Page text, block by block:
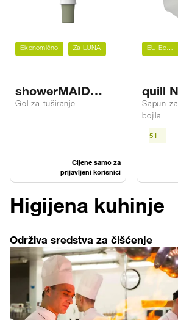
Ekonomično Za LUNA
showerMAID
hair&BODY fresh
Gel za tuširanje
Cijene samo za
prijavljeni korisnici
EU Ecolabel
quill
Sapun
bojila
5 l
Higijena kuhinje
Održiva sredstva za čišćenje